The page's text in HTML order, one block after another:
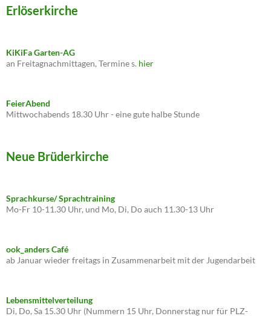
Erlöserkirche
KiKiFa Garten-AG
an Freitagnachmittagen, Termine s. hier
FeierAbend
Mittwochabends 18.30 Uhr - eine gute halbe Stunde
Neue Brüderkirche
Sprachkurse/ Sprachtraining
Mo-Fr 10-11.30 Uhr, und Mo, Di, Do auch 11.30-13 Uhr
ook_anders Café
ab Januar wieder freitags in Zusammenarbeit mit der Jugendarbeit
Lebensmittelverteilung
Di, Do, Sa 15.30 Uhr (Nummern 15 Uhr, Donnerstag nur für PLZ-